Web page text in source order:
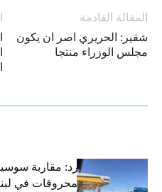
المقالة القادمة
شقير: الحريري اصر ان يكون
مجلس الوزراء منتجا
التضخم المستورد: مقاربة
لارتفاع أسعار المحروقات في